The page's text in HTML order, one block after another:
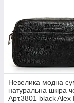
Невелика модна
натуральна шкіра
Арт.3801 black Alex